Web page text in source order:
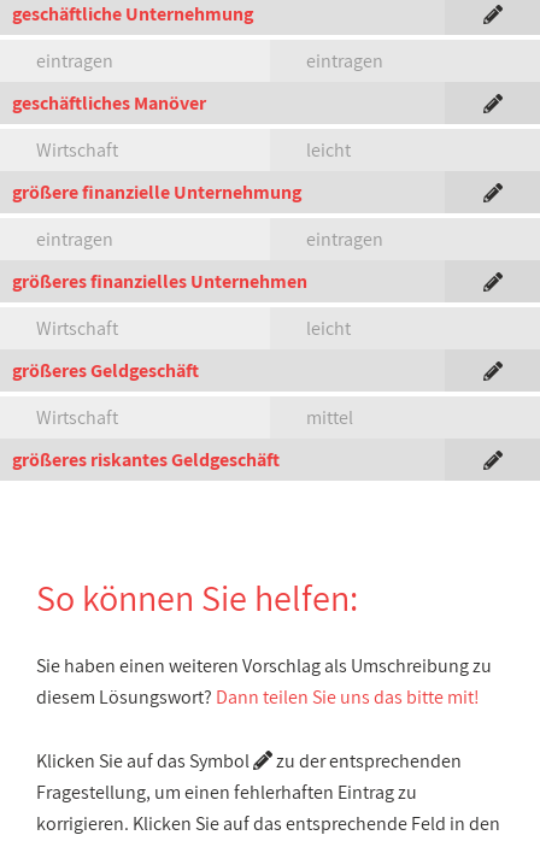
geschäftliche Unternehmung
eintragen
eintragen
geschäftliches Manöver
Wirtschaft
leicht
größere finanzielle Unternehmung
eintragen
eintragen
größeres finanzielles Unternehmen
Wirtschaft
leicht
größeres Geldgeschäft
Wirtschaft
mittel
größeres riskantes Geldgeschäft
So können Sie helfen:
Sie haben einen weiteren Vorschlag als Umschreibung zu
diesem Lösungswort? Dann teilen Sie uns das bitte mit!
Klicken Sie auf das Symbol
zu der entsprechenden
Fragestellung, um einen fehlerhaften Eintrag zu
korrigieren. Klicken Sie auf das entsprechende Feld in den